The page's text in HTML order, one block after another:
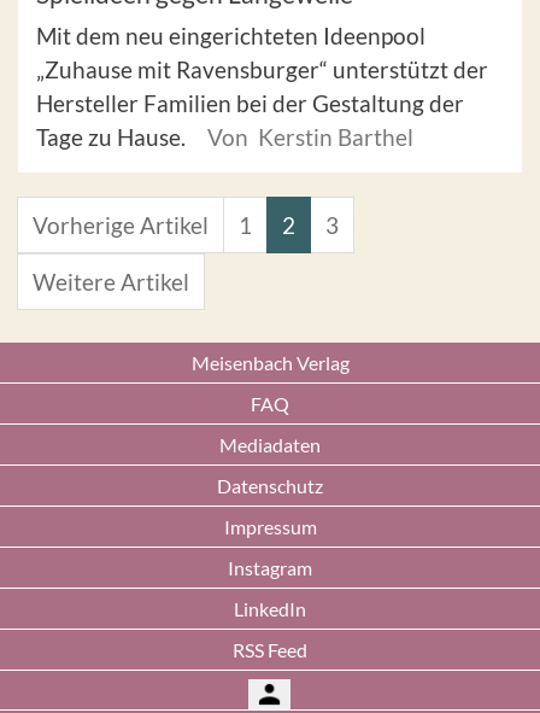
Mit dem neu eingerichteten Ideenpool
„Zuhause mit Ravensburger“ unterstützt der
Hersteller Familien bei der Gestaltung der
Tage zu Hause.
Von Kerstin Barthel
Vorherige Artikel 1 2 3
Weitere Artikel
Meisenbach Verlag
FAQ
Mediadaten
Datenschutz
Impressum
Instagram
LinkedIn
RSS Feed